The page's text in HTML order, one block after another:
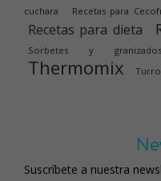
cuchara
Recetas para
Recetas para dieta
Sorbetes y granizados
Thermomix
Suscríbete a nuestra